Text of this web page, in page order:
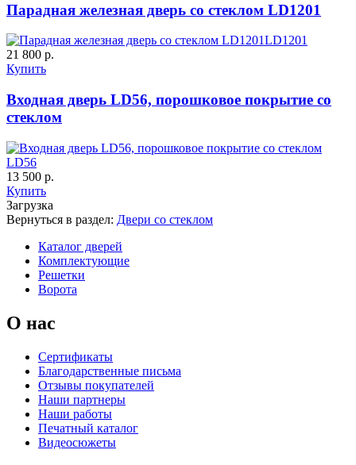
К-36 46 30
К-36 С
C69
C71
Парадная железная дверь со стеклом LD1201
LD1201
21 800 р.
Купить
Входная дверь LD56, порошковое покрытие со
стеклом
LD56
13 500 р.
Купить
Загрузка
Вернуться в раздел: Двери со стеклом
Каталог дверей
Комплектующие
Решетки
Ворота
О нас
Сертификаты
Благодарственные письма
Отзывы покупателей
Наши партнеры
Наши работы
Печатный каталог
Видеосюжеты